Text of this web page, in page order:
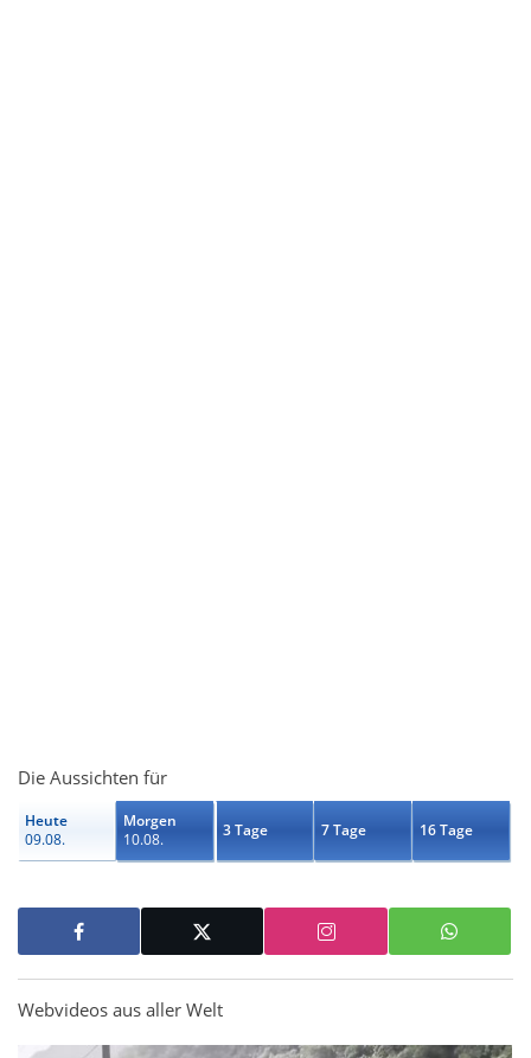
Die Aussichten für
Heute
09.08.
Morgen
10.08.
3 Tage 7 Tage 16 Tage
Webvideos aus aller Welt